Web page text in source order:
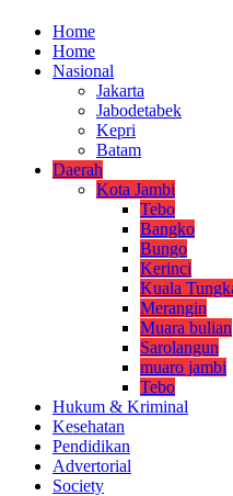
Home
Home
Nasional
Jakarta
Jabodetabek
Kepri
Batam
Daerah
Kota Jambi
Tebo
Bangko
Bungo
Kerinci
Kuala
Merangin
Muara bulian
Sarolangun
muaro jambi
Tebo
Hukum & Kriminal
Kesehatan
Pendidikan
Advertorial
Society